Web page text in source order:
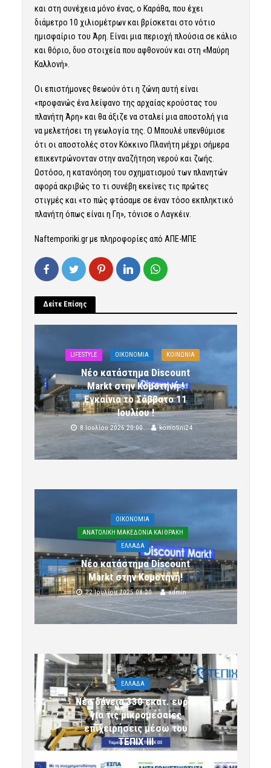
και στη συνέχεια μόνο ένας, ο Καράθα, που έχει
διάμετρο 10 χιλιομέτρων και βρίσκεται στο νότιο
ημισφαίριο του Άρη. Είναι μια περιοχή πλούσια σε κάλιο
και θόριο, δυο στοιχεία που αφθονούν και στη «Μαύρη
Καλλονή».
Οι επιστήμονες θεωούν ότι η ζώνη αυτή είναι
«προφανώς ένα λείψανο της αρχαίας κρούστας του
πλανήτη Άρη» και θα άξιζε να σταλεί μια αποστολή για
να μελετήσει τη γεωλογία της. Ο Μπουλέ υπενθύμισε
ότι οι αποστολές στον Κόκκινο Πλανήτη μέχρι σήμερα
επικεντρώνονταν στην αναζήτηση νερού και ζωής.
Ωστόσο, η κατανόηση του σχηματισμού των πλανητών
αφορά ακριβώς το τι συνέβη εκείνες τις πρώτες
στιγμές και «το πώς φτάσαμε σε έναν τόσο εκπληκτικό
πλανήτη όπως είναι η Γη», τόνισε ο Λαγκέιν.
Naftemporiki.gr με πληροφορίες από ΑΠΕ-ΜΠΕ
Δείτε Επίσης
LIFESTYLE OIKONOMIA ΚΟΙΝΩΝΙΑ
Νέο κατάστημα Discount
Markt στην Κομοτηνή !
Εγκαίνια το Σάββατο 11
Ιουλίου !
8 Ιουλίου 2026 20:00 komotini24
OIKONOMIA
ΑΝΑΤΟΛΙΚΗ ΜΑΚΕΔΟΝΙΑ ΚΑΙ ΘΡΑΚΗ
ΕΛΛΑΔΑ
Νέο κατάστημα Discount
Markt στην Κομοτηνή!
22 Ιουλίου 2025 08:20 admin
ΕΛΛΑΔΑ
Νέα δάνεια 330 εκατ. ευρώ
για τις μικρομεσαίες
επιχειρήσεις μέσω του
ΤΕΠΙΧ ΙΙΙ